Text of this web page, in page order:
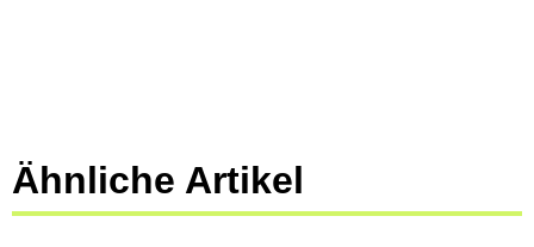
Ähnliche Artikel